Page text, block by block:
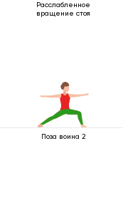
Расслабленное
вращение стоя
Поза воина 2